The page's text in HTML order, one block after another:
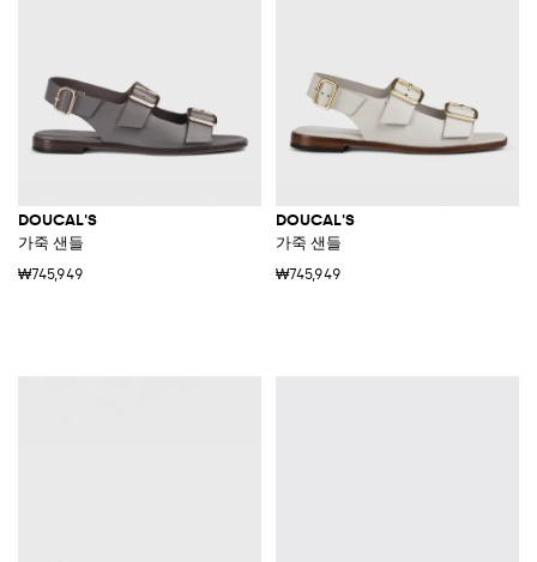
DOUCAL'S
가죽 샌들
₩745,949
DOUCAL'S
가죽 샌들
₩745,949